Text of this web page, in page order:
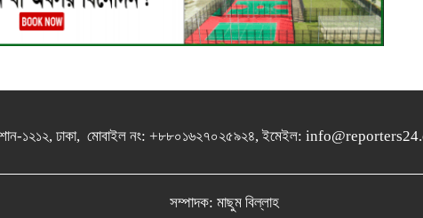
১২১২, ঢাকা, মোবাইল নং: +৮৮০১৬২৭০২৫৯২৪, ইমেইল:
সম্পাদক: মাছুম বিল্লাহ